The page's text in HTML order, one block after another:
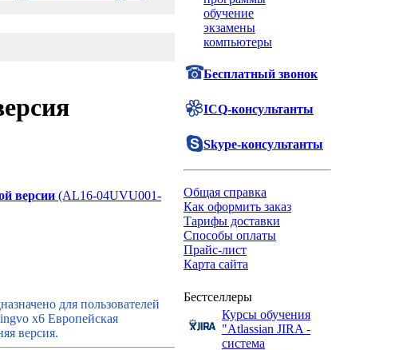
версии (AL16-04UVU001-
для пользователей
x6 Европейская
версия.
обучение
экзамены
компьютеры
Бесплатный звонок
ICQ-консультанты
Skype-консультанты
Общая справка
Как оформить заказ
Тарифы доставки
Способы оплаты
Прайс-лист
Карта сайта
Бестселлеры
Курсы обучения
"Atlassian JIRA -
система